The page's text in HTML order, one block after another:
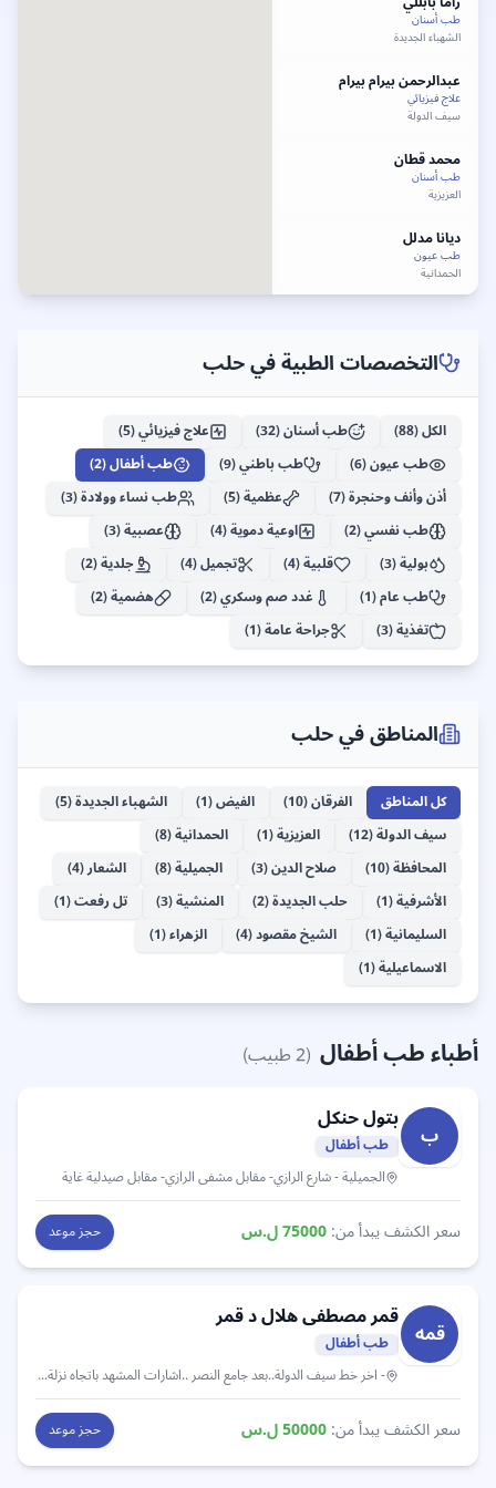
طب أسنان
الشهباء الجديدة
عبدالرحمن بيرامبيرام
علاج فيزيائي
سيف الدولة
محمدقطان
طب أسنان
العزيزية
ديانا مدلل
طب عيون
الحمدانية
المحافظة
مرحدركلت
صلاح الدين
أحمد نور الدينالبكار
طب باطني
الفرقان
66
التخصصات الطبية فيحلب
الكل (88
) طب أسنان(
32
) علاج فيزيائي(
5
)
طب عيون(
6
) طب باطني(
9
) طب أطفال(
2
)
أذن وأنف وحنجرة(
7
) عظمية(
5
) طب نساء وولادة(
3
)
طب نفسي(
2
) اوعية دموية(
4
) عصبية(
3
)
بولية(
3
) قلبية(
4
) تجميل(
4
) جلدية(
2
)
طب عام(
1
) غدد صم وسكري(
2
) هضمية(
2
)
تغذية(
3
) جراحة عامة(
1
)
المناطق فيحلب
كل المناطق الفرقان(
10
) الفيض(
1
) الشهباء الجديدة(
5
)
سيف الدولة(
12
) العزيزية(
1
) الحمدانية(
8
)
المحافظة(
10
) صلاح الدين(
3
) الجميلية(
8
) الشعار(
4
)
الأشرفية(
1
) حلب الجديدة(
2
) المنشية(
3
) تل رفعت(
1
)
السليمانية(
1
) الشيخ مقصود(
4
) الزهراء(
1
)
الاسماعيلية(
1
)
أطباء طب أطفال (
2طبيب)
ب بتولحنكل
طب أطفال
الجميلية- شارع الرازي- مقابل مشفى الرازي- مقابل صيدلية غاية
سعر الكشف يبدأ من:75000ل.س حجز موعد
قمه قمر مصطفى هلالد قمر
طب أطفال
- اخر خط سيف الدولة..بعد جامع النصر ..اشارات المشهد باتجاه نزلة الزبدية
سعر الكشف يبدأ من:50000ل.س حجز موعد